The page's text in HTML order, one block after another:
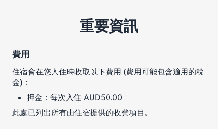
重要資訊
費用
住宿會在您入住時收取以下費用 (費用可能包含適用的稅
金)：
押金：每次入住 AUD50.00
此處已列出所有由住宿提供的收費項目。